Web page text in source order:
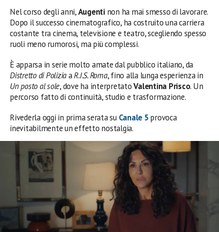
Nel corso degli anni,Augentinon ha mai smesso di lavorare.
Dopo il successo cinematografico, ha costruito una carriera
costante tra cinema, televisione e teatro, scegliendo spesso
ruoli meno rumorosi, ma più complessi.
È apparsa in serie molto amate dal pubblico italiano, da
Distretto di PoliziaaR.I.S. Roma, fino alla lunga esperienza in
Un posto al sole, dove ha interpretatoValentina Prisco. Un
percorso fatto di continuità, studio e trasformazione.
Rivederla oggi in prima serata su Canale 5 provoca
inevitabilmente un effetto nostalgia.